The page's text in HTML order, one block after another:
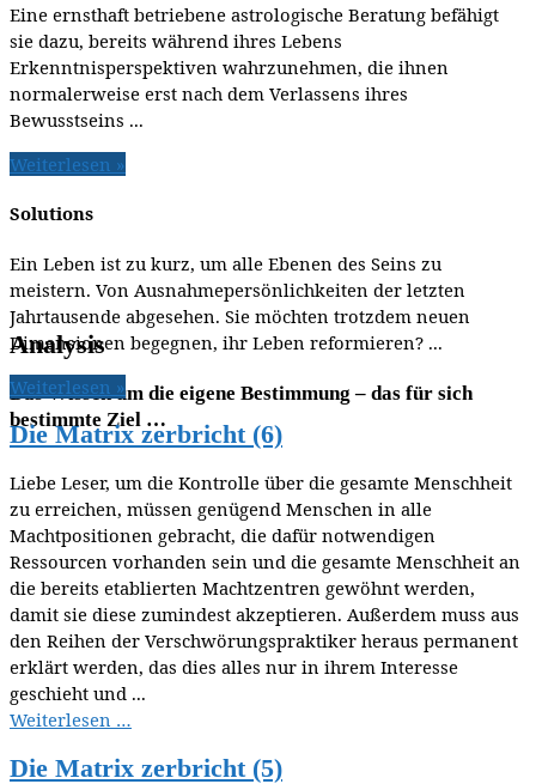
Analysis
Das Wissen um die eigene Bestimmung – das für sich
bestimmte Ziel …
Eine ernsthaft betriebene astrologische Beratung befähigt
sie dazu, bereits während ihres Lebens
Erkenntnisperspektiven wahrzunehmen, die ihnen
normalerweise erst nach dem Verlassens ihres
Bewusstseins ...
Weiterlesen »
Solutions
Ein Leben ist zu kurz, um alle Ebenen des Seins zu
meistern. Von Ausnahmepersönlichkeiten der letzten
Jahrtausende abgesehen. Sie möchten trotzdem neuen
Dimensionen begegnen, ihr Leben reformieren? ...
Weiterlesen »
Die Matrix zerbricht (6)
Liebe Leser, um die Kontrolle über die gesamte Menschheit
zu erreichen, müssen genügend Menschen in alle
Machtpositionen gebracht, die dafür notwendigen
Ressourcen vorhanden sein und die gesamte Menschheit an
die bereits etablierten Machtzentren gewöhnt werden,
damit sie diese zumindest akzeptieren. Außerdem muss aus
den Reihen der Verschwörungspraktiker heraus permanent
erklärt werden, das dies alles nur in ihrem Interesse
geschieht und ...
Weiterlesen …
Die Matrix zerbricht (5)